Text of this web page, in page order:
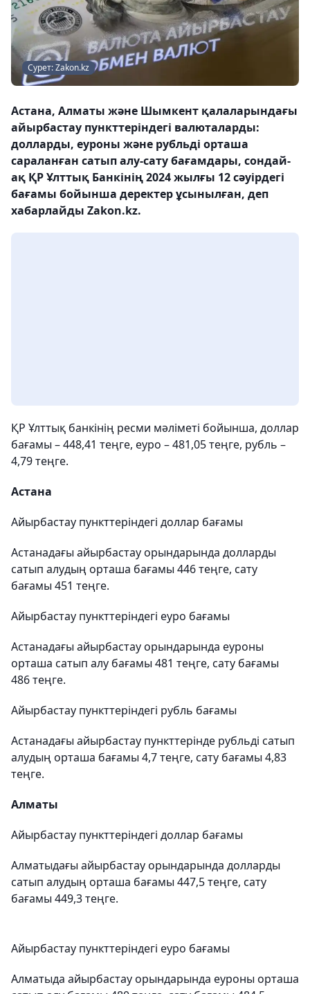
Сурет: Zakon.kz
Астана, Алматы және Шымкент қалаларындағы
айырбастау пункттеріндегі валюталарды:
долларды, еуроны және рубльді орташа
сараланған сатып алу-сату бағамдары, сондай-
ақ ҚР Ұлттық Банкінің 2024 жылғы 12 сәуірдегі
бағамы бойынша деректер ұсынылған, деп
хабарлайды Zakon.kz.
ҚР Ұлттық банкінің ресми мәліметі бойынша, доллар
бағамы – 448,41 теңге, еуро – 481,05 теңге, рубль –
4,79 теңге.
Астана
Айырбастау пункттеріндегі доллар бағамы
Астанадағы айырбастау орындарында долларды
сатып алудың орташа бағамы 446 теңге, сату
бағамы 451 теңге.
Айырбастау пункттеріндегі еуро бағамы
Астанадағы айырбастау орындарында еуроны
орташа сатып алу бағамы 481 теңге, сату бағамы
486 теңге.
Айырбастау пункттеріндегі рубль бағамы
Астанадағы айырбастау пункттерінде рубльді сатып
алудың орташа бағамы 4,7 теңге, сату бағамы 4,83
теңге.
Алматы
Айырбастау пункттеріндегі доллар бағамы
Алматыдағы айырбастау орындарында долларды
сатып алудың орташа бағамы 447,5 теңге, сату
бағамы 449,3 теңге.
Айырбастау пункттеріндегі еуро бағамы
Алматыда айырбастау орындарында еуроны орташа